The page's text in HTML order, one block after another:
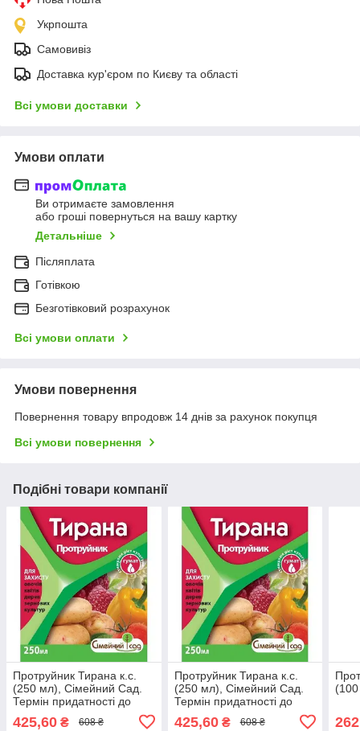
Укрпошта
Самовивіз
Доставка кур'єром по Києву та області
Всі умови доставки
Умови оплати
Ви отримаєте замовлення
або гроші повернуться на вашу картку
Детальніше
Післяплата
Готівкою
Безготівковий розрахунок
Всі умови оплати
Умови повернення
Повернення товару впродовж 14 днів за рахунок покупця
Всі умови повернення
Подібні товари компанії
Протруйник Тирана к.с.
(250 мл), Сімейний Сад.
Термін придатності до
425,60 ₴ 608 ₴
Протруйник Тирана к.с.
(250 мл), Сімейний Сад.
Термін придатності до
425,60₴ 608 ₴ 262